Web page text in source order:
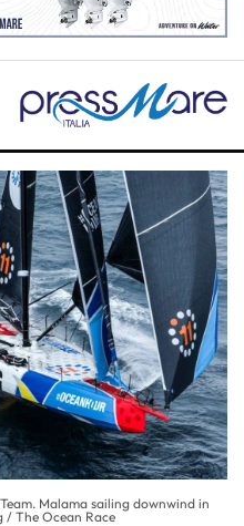
Malama sailing downwind in
/ The Ocean Race